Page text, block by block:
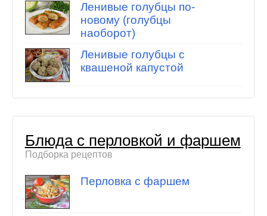
Ленивые голубцы по-
новому (голубцы
наоборот)
Ленивые голубцы с
квашеной капустой
Блюда с перловкой и фаршем
Подборка рецептов
Перловка с фаршем